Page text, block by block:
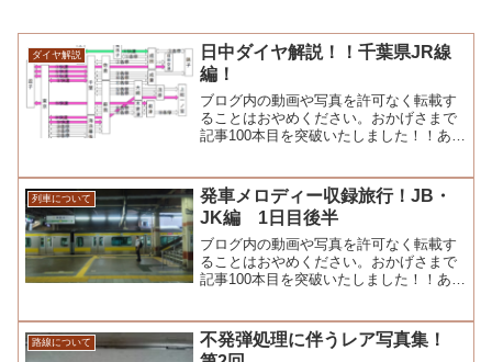
ダイヤ解説
日中ダイヤ解説！！千葉県JR線
編！
ブログ内の動画や写真を許可なく転載す
ることはおやめください。おかげさまで
記事100本目を突破いたしました！！あり
列車について
発車メロディー収録旅行！JB・
JK編 1日目後半
ブログ内の動画や写真を許可なく転載す
ることはおやめください。おかげさまで
記事100本目を突破いたしました！！あり
路線について
不発弾処理に伴うレア写真集！